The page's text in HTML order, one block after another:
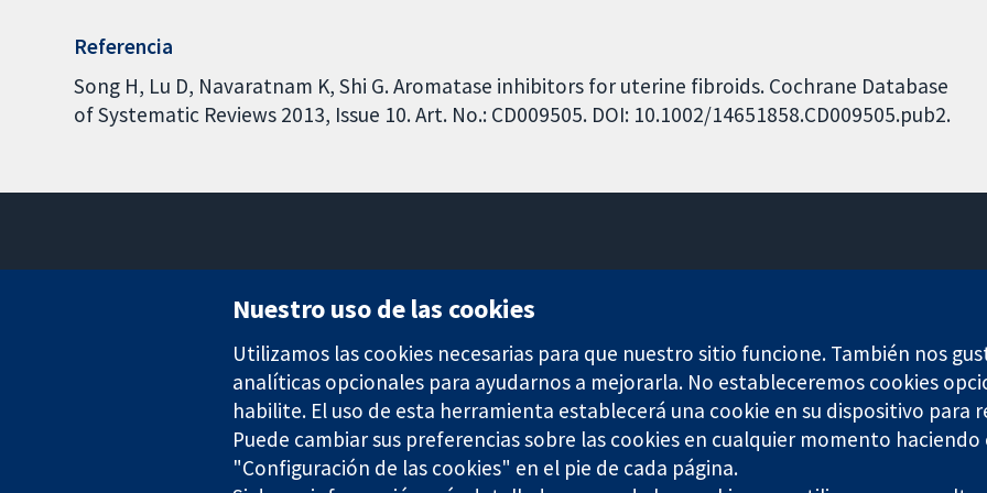
Referencia
Song H, Lu D, Navaratnam K, Shi G. Aromatase inhibitors for uterine fibroids. Cochrane Database
of Systematic Reviews 2013, Issue 10. Art. No.: CD009505. DOI: 10.1002/14651858.CD009505.pub2.
Londres
Reino Unido
Nuestro uso de las cookies
Utilizamos las cookies necesarias para que nuestro sitio funcione. También nos
analíticas opcionales para ayudarnos a mejorarla. No estableceremos cookies
habilite. El uso de esta herramienta establecerá una cookie en su dispositivo para
Puede cambiar sus preferencias sobre las cookies en cualquier momento haciendo
"Configuración de las cookies" en el pie de cada página.